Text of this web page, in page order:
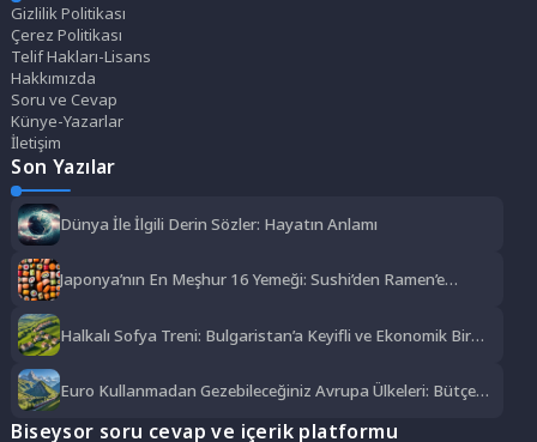
Gizlilik Politikası
Çerez Politikası
Telif Hakları-Lisans
Hakkımızda
Soru ve Cevap
Künye-Yazarlar
İletişim
Son Yazılar
Dünya İle İlgili Derin Sözler: Hayatın Anlamı
Japonya’nın En Meşhur 16 Yemeği: Sushi’den Ramen’e
Halkalı Sofya Treni: Bulgaristan’a Keyifli ve Ekonomik Bir
Euro Kullanmadan Gezebileceğiniz Avrupa Ülkeleri: Bütçe
Biseysor soru cevap ve içerik platformu